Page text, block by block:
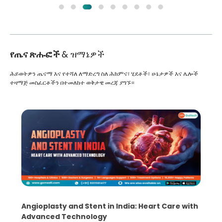
የጤና ጽሑፎች& ዝማኔዎች
ሕይወትዎን ጤናማ እና የተሻለ ለማድረግ ስለ ሕክምና፣ ሂደቶች፣ ሁኔታዎች እና ሌሎች
ተዛማጅ መስፈርቶችን በተመለከተ ወቅታዊ መረጃ ያግኙ።
5 Essential Steps for Effective Human Sperm
Collection and Processing Methods